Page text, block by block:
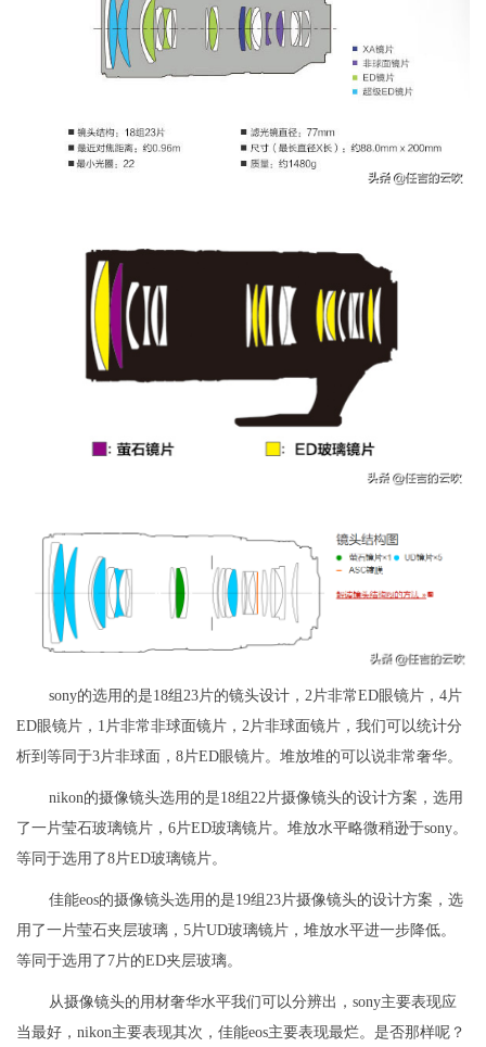
sony的选用的是18组23片的镜头设计，2片非常ED眼镜片，4片
ED眼镜片，1片非常非球面镜片，2片非球面镜片，我们可以统计分
析到等同于3片非球面，8片ED眼镜片。堆放堆的可以说非常奢华。
nikon的摄像镜头选用的是18组22片摄像镜头的设计方案，选用
了一片莹石玻璃镜片，6片ED玻璃镜片。堆放水平略微稍逊于sony。
等同于选用了8片ED玻璃镜片。
佳能eos的摄像镜头选用的是19组23片摄像镜头的设计方案，选
用了一片莹石夹层玻璃，5片UD玻璃镜片，堆放水平进一步降低。
等同于选用了7片的ED夹层玻璃。
从摄像镜头的用材奢华水平我们可以分辨出，sony主要表现应
当最好，nikon主要表现其次，佳能eos主要表现最烂。是否那样呢？